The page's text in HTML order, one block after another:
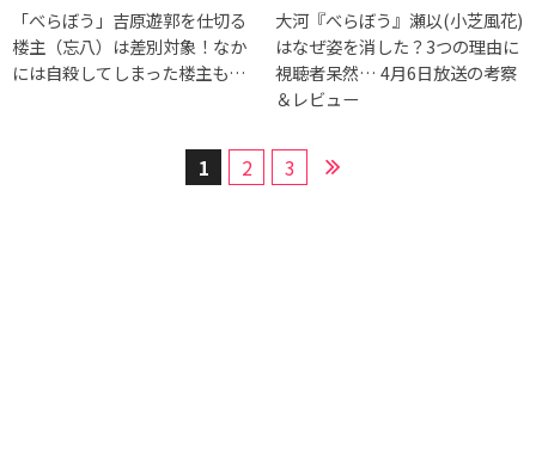
「べらぼう」吉原遊郭を仕切る
楼主（忘八）は差別対象！なか
には自殺してしまった楼主も…
大河『べらぼう』瀬以(小芝風花)
はなぜ姿を消した？3つの理由に
視聴者呆然… 4月6日放送の考察
＆レビュー
1 2 3